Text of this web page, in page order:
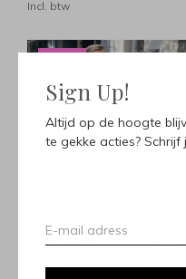
Sign Up!
Altijd op de hoogte
te gekke acties?
Incl. btw